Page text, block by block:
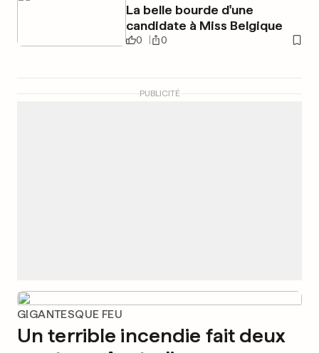
La belle bourde d'une
candidate à Miss Belgique
0 0
PUBLICITÉ
GIGANTESQUE FEU
Un terrible incendie fait deux